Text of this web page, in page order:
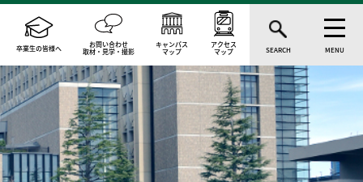
卒業生の皆様へ お問い合わせ
取材・見学・撮影
キャンパス
マップ
アクセス
マップ SEARCH MENU